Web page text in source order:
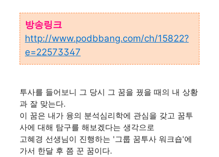
방송링크
http://www.podbbang.com/ch/15822?
e=22573347
투사를 들어보니 그 당시 그 꿈을 꿨을 때의 내 상황
과 잘 맞는다.
이 꿈은 내가 융의 분석심리학에 관심을 갖고 꿈투
사에 대해 탐구를 해보겠다는 생각으로
고혜경 선생님이 진행하는 '그룹 꿈투사 워크숍'에
가서 한달 후 쯤 꾼 꿈이다.